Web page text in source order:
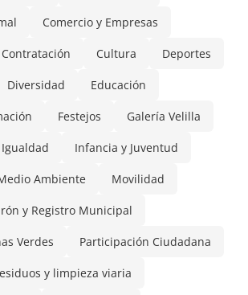
Comercio y Empresas
Contratación Cultura Deportes
Diversidad Educación
Festejos Galería Velilla
Igualdad Infancia y Juventud
Ambiente Movilidad
y Registro Municipal
Verdes Participación Ciudadana
y limpieza viaria